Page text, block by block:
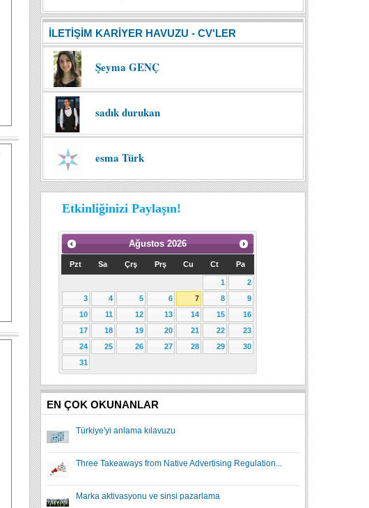
İLETİŞİM KARİYER HAVUZU - CV'LER
Şeyma GENÇ
sadık durukan
esma Türk
Etkinliğinizi Paylaşın!
Ağustos 2026
Pzt Sa Çrş Prş Cu Ct Pa
1
2
3
4 5 6 7 8
9
10
11 12 13 14 15
16
17
18 19 20 21 22
23
24
25 26 27 28 29
30
31
EN ÇOK OKUNANLAR
Türkiye'yi anlama kılavuzu
Three Takeaways from Native Advertising Regulation...
Marka aktivasyonu ve sinsi pazarlama